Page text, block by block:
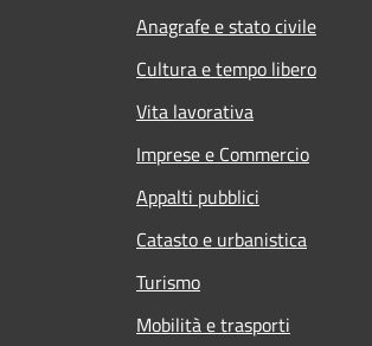
Anagrafe e stato civile
Cultura e tempo libero
Vita lavorativa
Imprese e Commercio
Appalti pubblici
Catasto e urbanistica
Turismo
Mobilità e trasporti